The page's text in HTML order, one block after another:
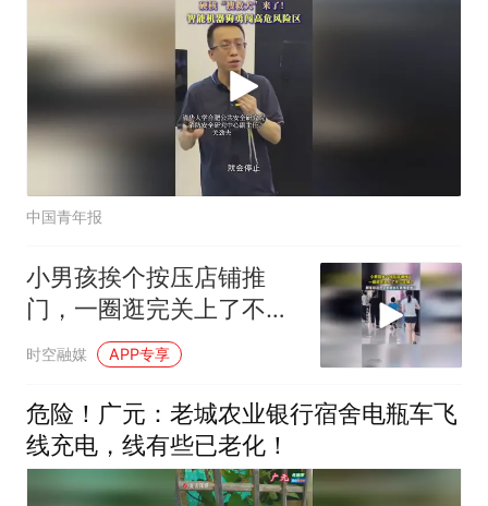
中国青年报
小男孩挨个按压店铺推
门，一圈逛完关上了不少
店铺门
时空融媒 APP专享
危险！广元：老城农业银行宿舍电瓶车飞
线充电，线有些已老化！